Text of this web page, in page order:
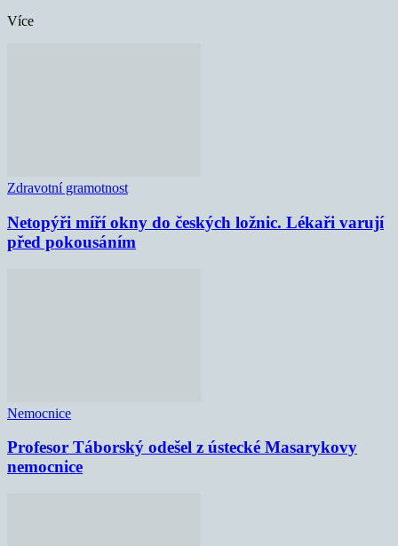
Více
Zdravotní gramotnost
Netopýři míří okny do českých ložnic. Lékaři varují
před pokousáním
Nemocnice
Profesor Táborský odešel z ústecké Masarykovy
nemocnice